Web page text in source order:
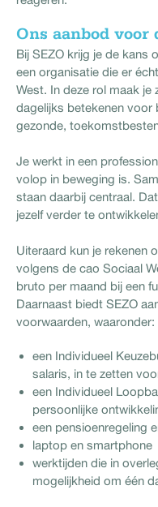
Ons aanbod voor
Bij SEZO krijg je de kans
een organisatie die er
West. In deze rol maak
dagelijks betekenen voor
gezonde,
Je werkt in een
volop in beweging is.
staan daarbij centraal.
jezelf verder te
Uiteraard kun je rekenen
volgens de cao Sociaal
bruto per maand bij een
Daarnaast biedt SEZO
voorwaarden, waaronder:
een Individueel
salaris, in te zetten
een Individueel
persoonlijke
een pensioenregeling
laptop en smartphone
werktijden die in
mogelijkheid om één